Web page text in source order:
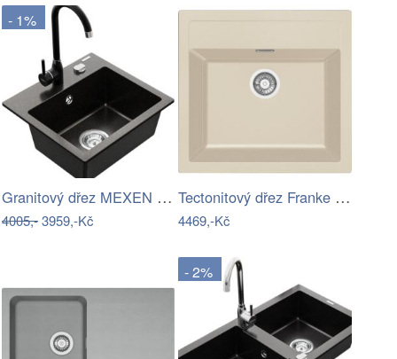
- 1%
Granitový dřez MEXEN MILO s kuchyňskou…
4005,-3959,-Kč
Tectonitový dřez Franke SID 610 Pískový…
4469,-Kč
- 2%